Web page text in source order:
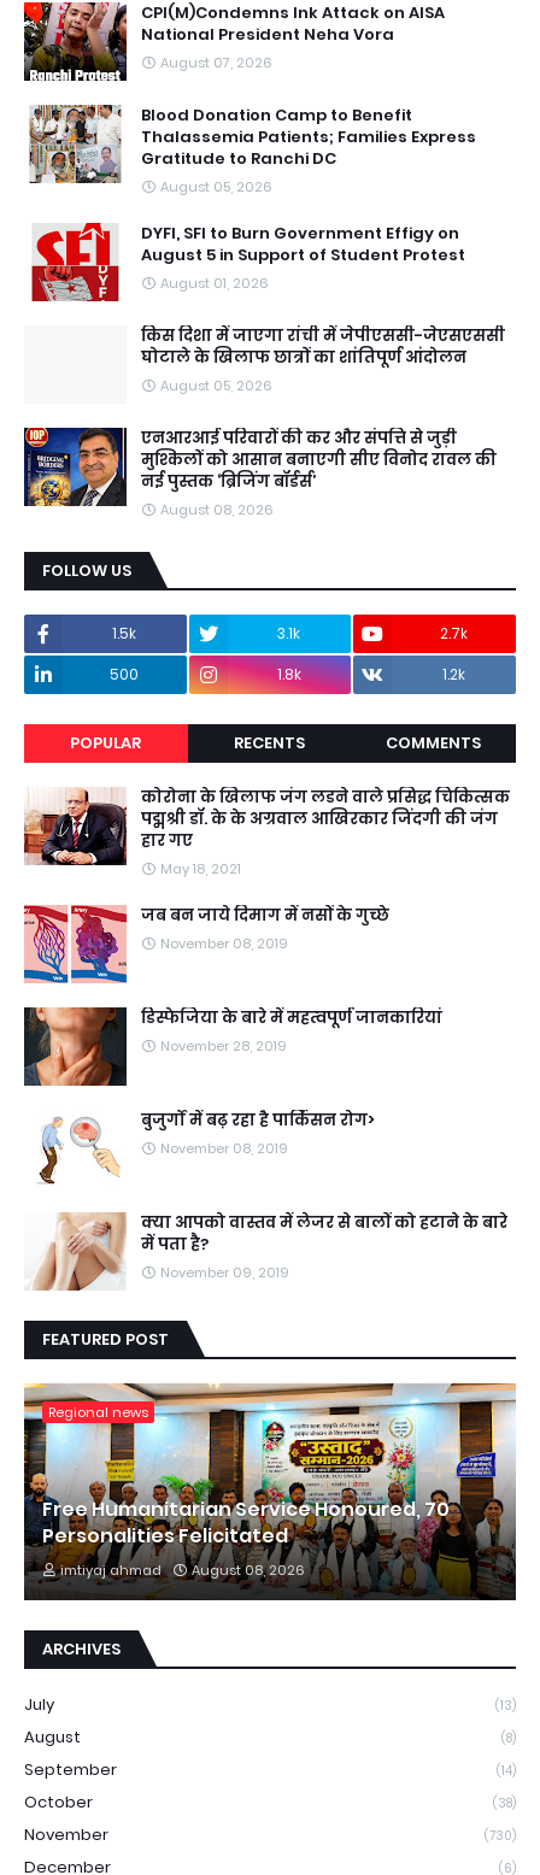
CPI(M)Condemns Ink Attack on AISA
National President Neha Vora
August 07, 2026
Blood Donation Camp to Benefit
Thalassemia Patients; Families Express
Gratitude to Ranchi DC
August 05, 2026
DYFI, SFI to Burn Government Effigy on
August 5 in Support of Student Protest
August 01, 2026
किस दिशा में जाएगा रांची में जेपीएससी-जेएसएससी
घोटाले के खिलाफ छात्रों का शांतिपूर्ण आंदोलन
August 05, 2026
एनआरआई परिवारों की कर और संपत्ति से जुड़ी
मुश्किलों को आसान बनाएगी सीए विनोद रावल की
नई पुस्तक ‘ब्रिजिंग बॉर्डर्स’
August 08, 2026
FOLLOW US
1.5k 3.1k
2.7k
500
1.8k 1.2k
POPULAR RECENTS COMMENTS
कोरोना के खिलाफ जंग लडने वाले प्रसिद्ध चिकित्सक
पद्मश्री डॉ. के के अग्रवाल आखिरकार जिंदगी की जंग
हार गए
May 18, 2021
जब बन जाये दिमाग में नसों के गुच्छे
November 08, 2019
डिस्फेजिया के बारे में महत्वपूर्ण जानकारियां
November 28, 2019
बुजुर्गों में बढ़ रहा है पार्किंसन रोग>
November 08, 2019
क्या आपको वास्तव में लेजर से बालों को हटाने के बारे
में पता है?
November 09, 2019
FEATURED POST
Regional news
Free Humanitarian Service Honoured, 70
Personalities Felicitated
imtiyaj ahmad August 08, 2026
ARCHIVES
July (13)
August (8)
September (14)
October (38)
November (730)
December (6)